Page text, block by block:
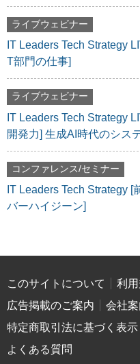
ライブウェビナー
IT Leaders Tech Strategy
T部門の仕事]
ライブウェビナー
IT Leaders Tech Strategy
開発力] 生成AI時代のシス
コンファレンス/セミナー
IT Leaders Tech Strategy
バーハイジーン]
このサイトについて 利
広告掲載のご案内
会社
特定商取引法に基づく表示
よくある質問